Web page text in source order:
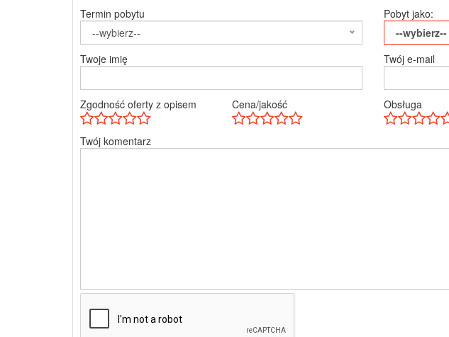
Termin pobytu
--wybierz--
Pobyt jako:
--wybierz--
Twoje imię
Twój e-mail
Zgodność oferty z opisem Cena/jakość Obsługa
Twój komentarz